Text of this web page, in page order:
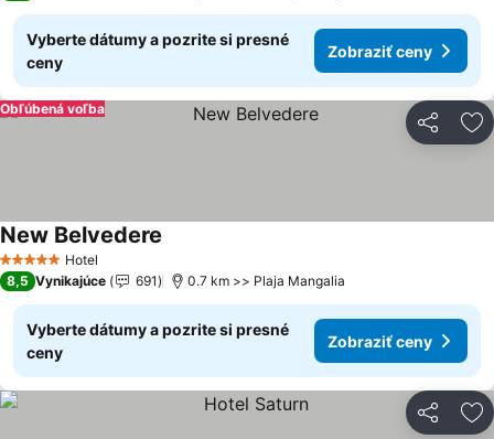
Vyberte dátumy a pozrite si presné
ceny
Zobraziť ceny
Zdieľať
Obľúbená voľba
5 Počet hviezdičiek
Hotel
New Belvedere
8,5 Vynikajúce 691 0.7 km >> Plaja Mangalia
Vyberte dátumy a pozrite si presné
ceny
Zobraziť ceny
Zdieľať